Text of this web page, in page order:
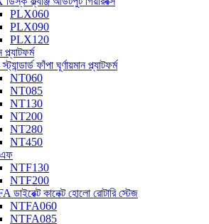
PLX060
PLX090
PLX120
প্ল্যাটফর্ম
ফাঁপা ঘূর্ণায়মান প্ল্যাটফর্ম
NT060
NT085
NT130
NT200
NT280
NT450
NTF130
NTF200
ডাইরেক্ট কানেক্ট হোলো রোটারি স্টেজ
NTFA060
NTFA085